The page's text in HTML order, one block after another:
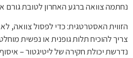
נחתמה צוואה ברגע האחרון לטובת גורם
הזווית האסטרטגית: כדי לפסול צוואה,
צריך להוכיח תלות גופנית או נפשית
נדרשת יכולת חקירה של ליטיגטור –